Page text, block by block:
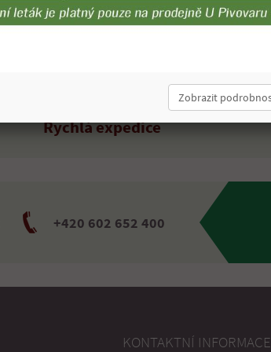
Proč
Rychlá expedice
+420 602 652 400
KONTAKTNÍ INFORMACE
Zobrazit